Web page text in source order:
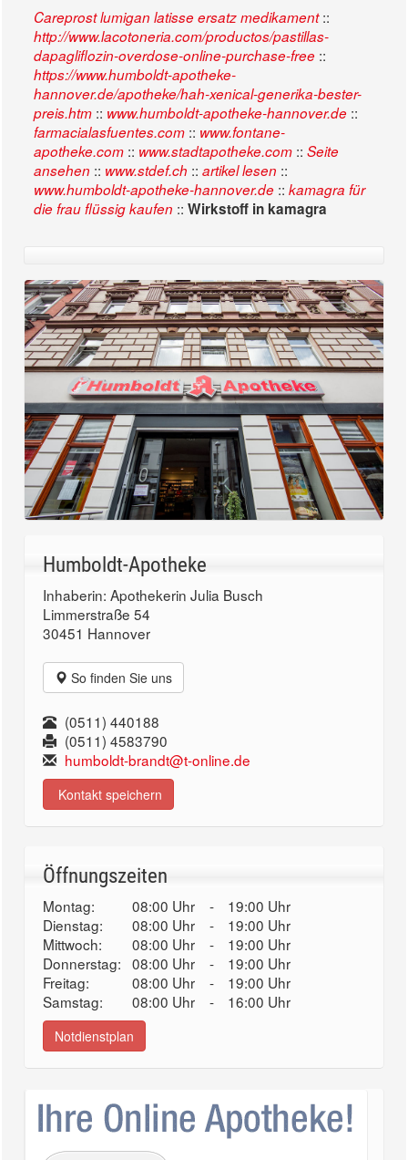
Careprost lumigan latisse ersatz medikament::
http://www.lacotoneria.com/productos/pastillas-
dapagliflozin-overdose-online-purchase-free ::
https://www.humboldt-apotheke-
hannover.de/apotheke/hah-xenical-generika-bester-
preis.htm :: www.humboldt-apotheke-hannover.de ::
farmacialasfuentes.com :: www.fontane-
apotheke.com :: www.stadtapotheke.com :: Seite
ansehen :: www.stdef.ch :: artikel lesen ::
www.humboldt-apotheke-hannover.de :: kamagra für
die frau flüssig kaufen :: Wirkstoff in kamagra
Humboldt-Apotheke
Inhaberin: Apothekerin Julia Busch
Limmerstraße 54
30451 Hannover
So finden Sie uns
(0511) 440188
(0511) 4583790
humboldt-brandt@t-online.de
Kontakt speichern
Öffnungszeiten
Montag: 08:00 Uhr -
19:00 Uhr
Dienstag:
08:00 Uhr -
19:00 Uhr
Mittwoch:
08:00 Uhr -
19:00 Uhr
Donnerstag: 08:00 Uhr -
19:00 Uhr
Freitag:
08:00 Uhr -
19:00 Uhr
Samstag:
08:00 Uhr - 16:00 Uhr
Notdienstplan